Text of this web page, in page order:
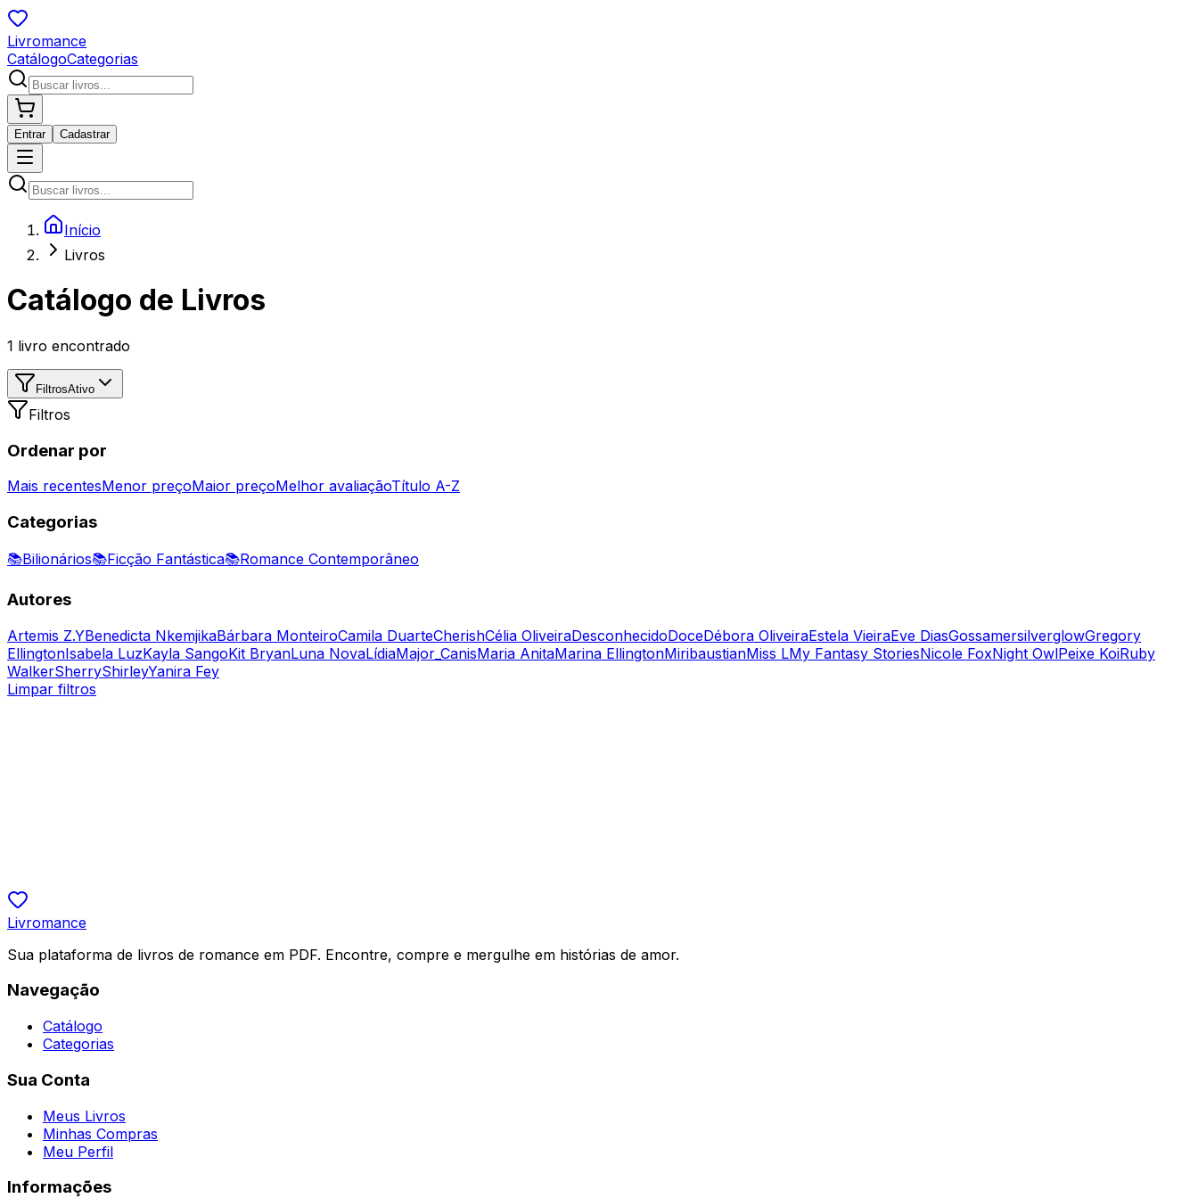
Livromance
CatálogoCategorias
Entrar Cadastrar
Início
Livros
Catálogo de Livros
1 livro encontrado
FiltrosAtivo
Filtros
Ordenar por
Mais recentesMenor preçoMaior preçoMelhor avaliaçãoTítulo A-Z
Categorias
📚Bilionários📚Ficção Fantástica📚Romance Contemporâneo
Autores
Artemis Z.YBenedicta NkemjikaBárbara MonteiroCamila DuarteCherishCélia OliveiraDesconhecidoDoceDébora OliveiraEstela VieiraEve DiasGossamersilverglowGregory
EllingtonIsabela LuzKayla SangoKit BryanLuna NovaLídiaMajor_CanisMaria AnitaMarina EllingtonMiribaustianMiss LMy Fantasy StoriesNicole FoxNight OwlPeixe KoiRuby
WalkerSherryShirleyYanira Fey
Limpar filtros
Livromance
Sua plataforma de livros de romance em PDF. Encontre, compre e mergulhe em histórias de amor.
Navegação
Catálogo
Categorias
Sua Conta
Meus Livros
Minhas Compras
Meu Perfil
Informações